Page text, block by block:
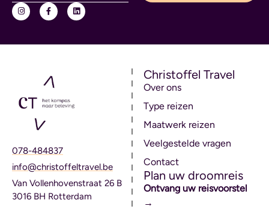
078-484837
info@christoffeltravel.be
Van Vollenhovenstraat 26 B
3016 BH Rotterdam
Christoffel Travel
Over ons
Type reizen
Maatwerk reizen
Veelgestelde vragen
Contact
Plan uw droomreis
Ontvang uw reisvoorstel
→